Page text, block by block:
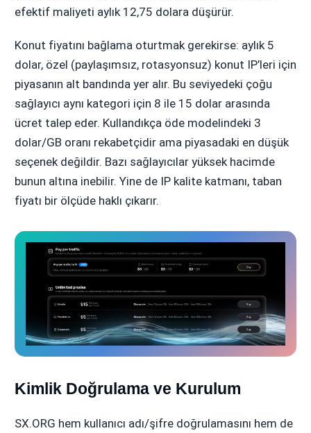
efektif maliyeti aylık 12,75 dolara düşürür.
Konut fiyatını bağlama oturtmak gerekirse: aylık 5
dolar, özel (paylaşımsız, rotasyonsuz) konut IP’leri için
piyasanın alt bandında yer alır. Bu seviyedeki çoğu
sağlayıcı aynı kategori için 8 ile 15 dolar arasında
ücret talep eder. Kullandıkça öde modelindeki 3
dolar/GB oranı rekabetçidir ama piyasadaki en düşük
seçenek değildir. Bazı sağlayıcılar yüksek hacimde
bunun altına inebilir. Yine de IP kalite katmanı, taban
fiyatı bir ölçüde haklı çıkarır.
Kimlik Doğrulama ve Kurulum
SX.ORG hem kullanıcı adı/şifre doğrulamasını hem de